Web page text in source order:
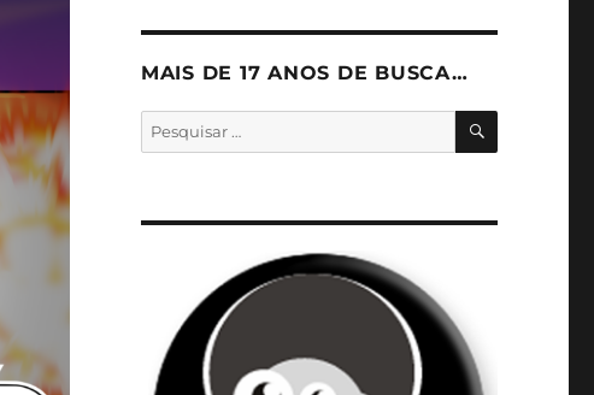
MAIS DE 17 ANOS DE BUSCA…
Pesquisar
por: